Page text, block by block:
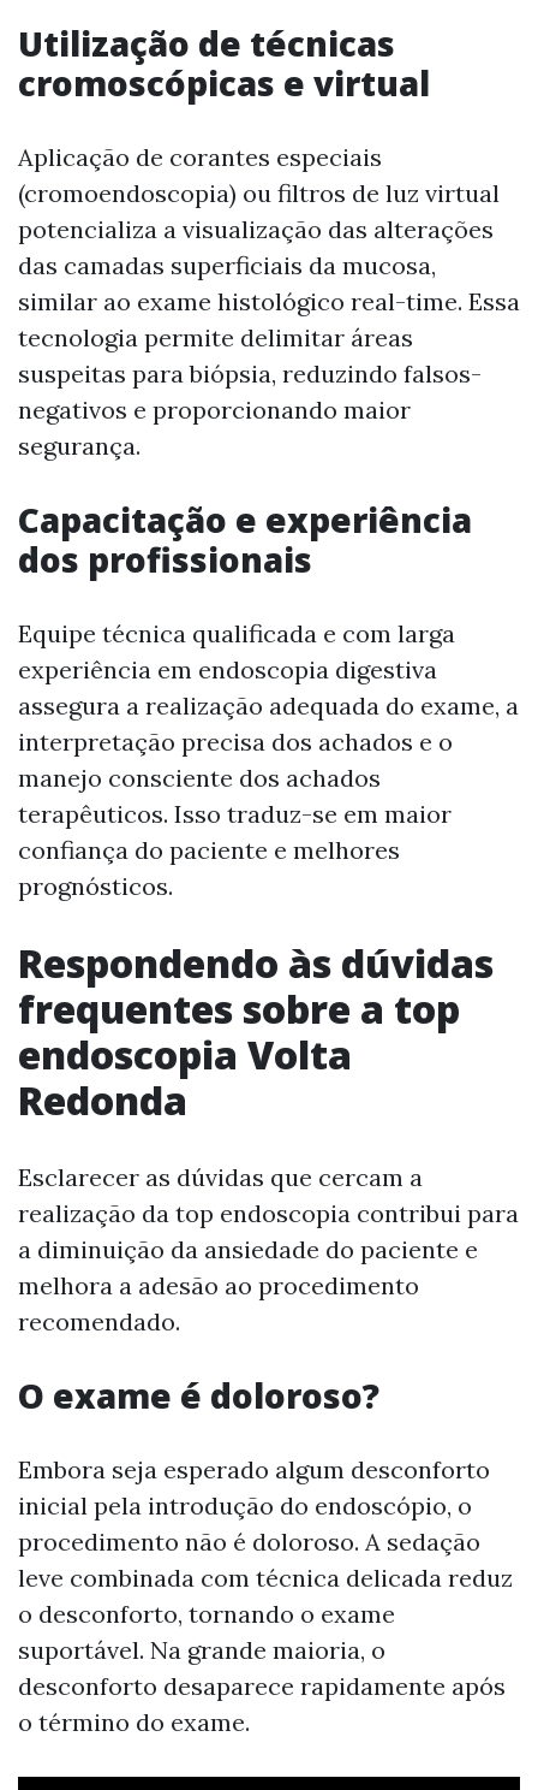
Utilização de técnicas
cromoscópicas e virtual
Aplicação de corantes especiais
(cromoendoscopia) ou filtros de luz virtual
potencializa a visualização das alterações
das camadas superficiais da mucosa,
similar ao exame histológico real-time. Essa
tecnologia permite delimitar áreas
suspeitas para biópsia, reduzindo falsos-
negativos e proporcionando maior
segurança.
Capacitação e experiência
dos profissionais
Equipe técnica qualificada e com larga
experiência em endoscopia digestiva
assegura a realização adequada do exame, a
interpretação precisa dos achados e o
manejo consciente dos achados
terapêuticos. Isso traduz-se em maior
confiança do paciente e melhores
prognósticos.
Respondendo às dúvidas
frequentes sobre a top
endoscopia Volta
Redonda
Esclarecer as dúvidas que cercam a
realização da top endoscopia contribui para
a diminuição da ansiedade do paciente e
melhora a adesão ao procedimento
recomendado.
O exame é doloroso?
Embora seja esperado algum desconforto
inicial pela introdução do endoscópio, o
procedimento não é doloroso. A sedação
leve combinada com técnica delicada reduz
o desconforto, tornando o exame
suportável. Na grande maioria, o
desconforto desaparece rapidamente após
o término do exame.